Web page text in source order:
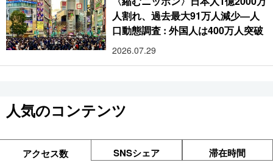
人割れ、過去最大91万人減少―人
口動態調査 : 外国人は400万人突破
2026.07.29
人気のコンテンツ
アクセス数 SNSシェア 滞在時間